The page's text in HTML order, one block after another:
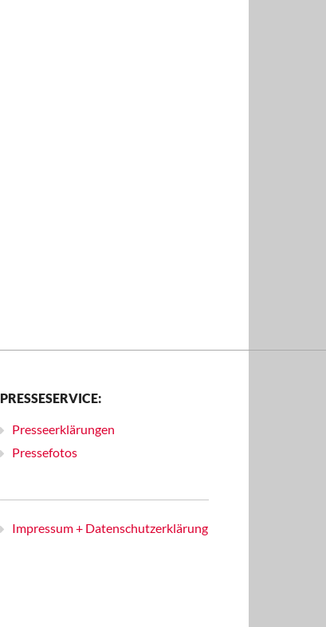
PRESSESERVICE:
Presseerklärungen
Pressefotos
Impressum + Datenschutzerklärung